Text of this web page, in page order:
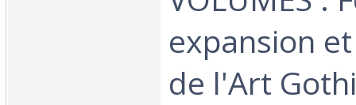
expansion
de l'Art